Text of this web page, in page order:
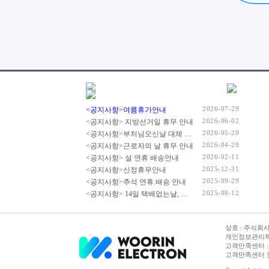
<공지사항>여름휴가안내 2026-07-29
<공지사항> 지방선거일 휴무 안내 2026-06-02
<공지사항>부처님오신날 대체 휴무 안내 2026-05-20
<공지사항>근로자의 날 휴무 안내 2026-04-29
<공지사항> 설 연휴 배송안내 2026-02-11
<공지사항>신정휴무안내 2025-12-31
<공지사항>추석 연휴 배송 안내 2025-09-29
<공지사항> 14일 택배없는날, 광복절 휴무 배송 안내 2025-08-12
상호 : 주식회
개인정보관리
고객만족센터
고객만족센터